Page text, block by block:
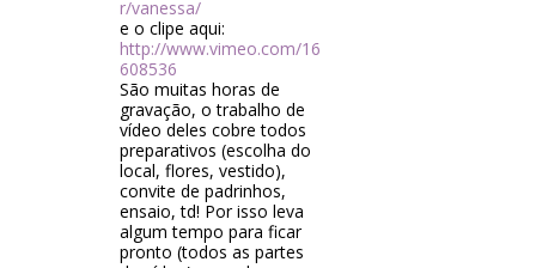
r/vanessa/
e o clipe aqui:
http://www.vimeo.com/16
608536
São muitas horas de
gravação, o trabalho de
vídeo deles cobre todos
preparativos (escolha do
local, flores, vestido),
convite de padrinhos,
ensaio, td! Por isso leva
algum tempo para ficar
pronto (todos as partes